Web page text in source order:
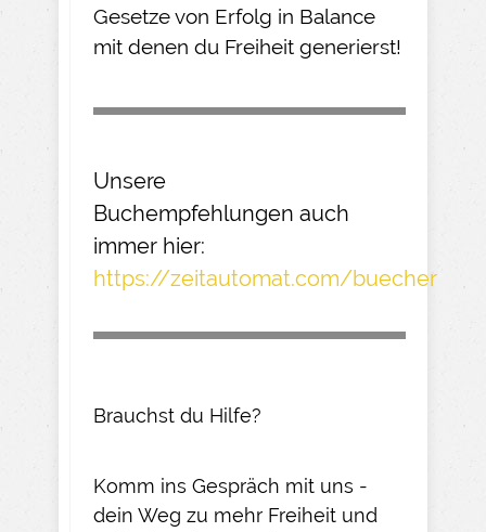
Gesetze von Erfolg in Balance
mit denen du Freiheit generierst!
Unsere
Buchempfehlungen auch
immer hier:
https://zeitautomat.com/buecher
Brauchst du Hilfe?
Komm ins Gespräch mit uns -
dein Weg zu mehr Freiheit und